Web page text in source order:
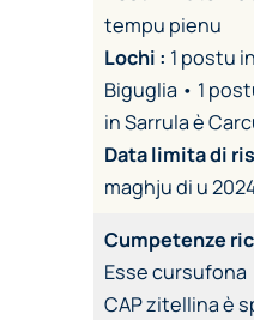
tempu pienu
Lochi : 1 postu
Biguglia • 1
in Sarrula è
Data limita di
maghju di u
Cumpetenze
Esse cursufona
CAP zitellina è